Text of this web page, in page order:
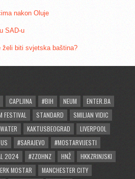
nakon Oluje
SAD-u
želi biti svjetska baština?
CAPLJINA #BIH NEUM
ENTER.BA
FESTIVAL STANDARD
SMILJAN VIDIC
KAKTUSBEOGRAD
LIVERPOOL
#SARAJEVO
#MOSTARVIJESTI
2024
#ZZOHNZ HNŽ
HKKZRINJSKI
MOSTAR
MANCHESTER CITY